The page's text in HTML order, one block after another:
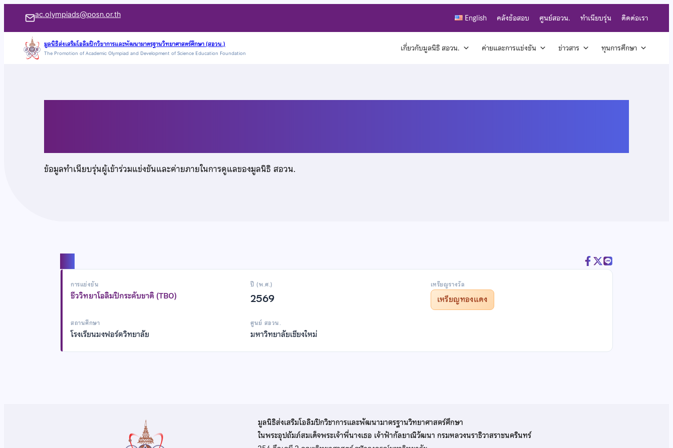
เนื้อหา
ac.olympiads@posn.or.th English คลังข้อสอบ ศูนย์สอวน. ทำเนียบรุ่น ติดต่อเรา
มูลนิธิส่งเสริมโอลิมปิกวิชาการและพัฒนามาตรฐานวิทยาศาสตร์ศึกษา (สอวน.)
The Promotion of Academic Olympiad and Development of Science Education Foundation เกี่ยวกับมูลนิธิ สอวน. ค่ายและการแข่งขัน ข่าวสาร ทุนการศึกษา
ข้อมูลทำเนียบรุ่นผู้เข้าร่วมแข่งขันและค่ายภายในการดูแลของมูลนิธิ สอวน.
การแข่งขัน
ชีววิทยาโอลิมปิกระดับชาติ (TBO)
ปี (พ.ศ.)
2569
เหรียญรางวัล
เหรียญทองแดง
สถานศึกษา
โรงเรียนมงฟอร์ตวิทยาลัย
ศูนย์ สอวน.
มหาวิทยาลัยเชียงใหม่
มูลนิธิส่งเสริมโอลิมปิกวิชาการและพัฒนามาตรฐานวิทยาศาสตร์ศึกษา
ในพระอุปถัมภ์สมเด็จพระเจ้าพี่นางเธอ เจ้าฟ้ากัลยาณิวัฒนา กรมหลวงนราธิวาสราชนครินทร์